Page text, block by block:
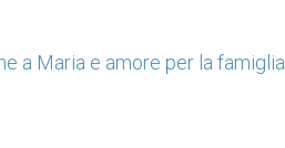
a Maria e amore per la famiglia